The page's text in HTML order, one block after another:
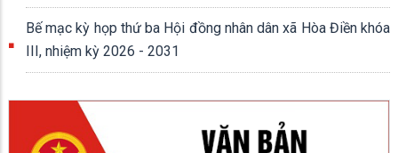
Bế mạc kỳ họp thứ ba Hội đồng nhân dân xã Hòa Điền khóa
III, nhiệm kỳ 2026 - 2031